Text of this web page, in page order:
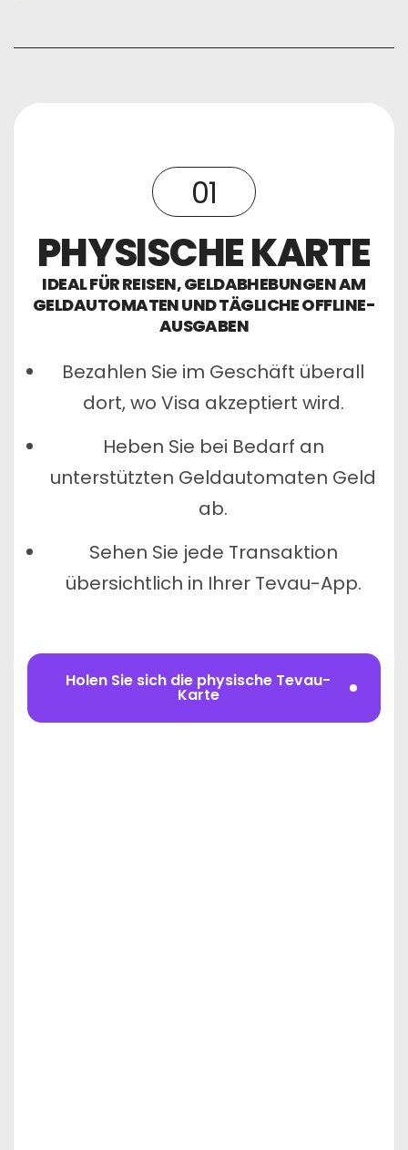
01
PHYSISCHE KARTE
IDEAL FÜR REISEN, GELDABHEBUNGEN AM
GELDAUTOMATEN UND TÄGLICHE OFFLINE-
AUSGABEN
Bezahlen Sie im Geschäft überall
dort, wo Visa akzeptiert wird.
Heben Sie bei Bedarf an
unterstützten Geldautomaten Geld
ab.
Sehen Sie jede Transaktion
übersichtlich in Ihrer Tevau-App.
Holen Sie sich die physische Tevau-
Karte